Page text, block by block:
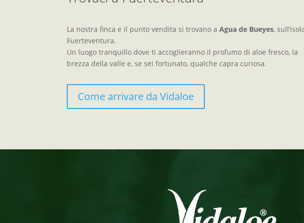
La nostra finca e il punto vendita si trovano aAgua de Bueyes,
Fuerteventura.
Un luogo tranquillo dove ti accoglieranno il profumo di aloe fresco, la
brezza della valle e, se sei fortunato, qualche capra curiosa.
Come arrivare da Vidaloe